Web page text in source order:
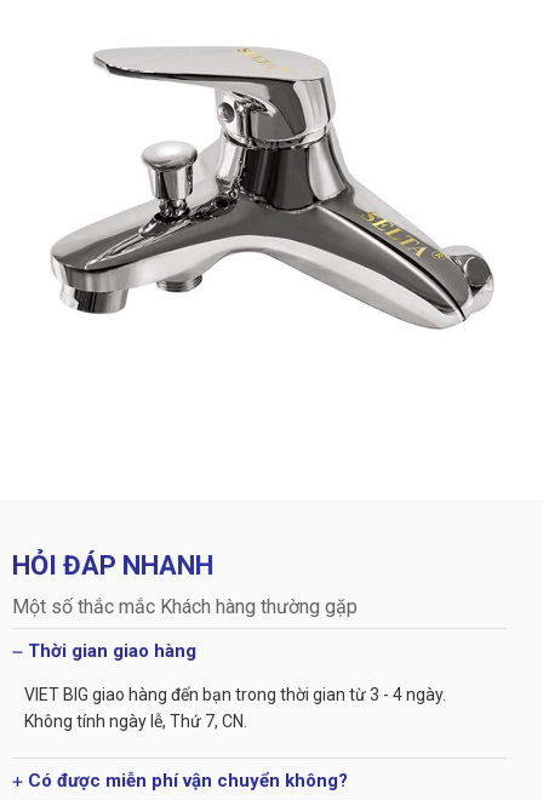
HỎI ĐÁP NHANH
Một số thắc mắc Khách hàng thường gặp
Thời gian giao hàng
VIET BIG giao hàng đến bạn trong thời gian từ 3 - 4 ngày.
Không tính ngày lễ, Thứ 7, CN.
Có được miễn phí vận chuyển không?